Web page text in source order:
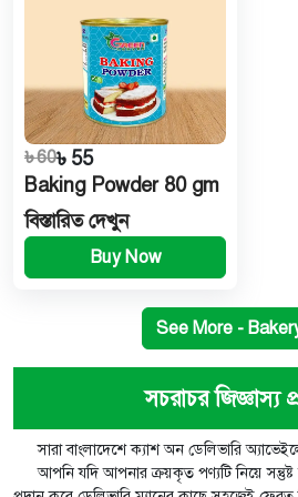
৳ 60৳ 55
Baking Powder 80 gm
বিস্তারিত দেখুন
Buy Now
See More -
সচরাচর জিজ্ঞাস্য
সারা বাংলাদেশে ক্যাশ অন ডেলিভারি
আপনি যদি আপনার ক্রয়কৃত পণ্যটি নিয়ে সন্তুষ্ট